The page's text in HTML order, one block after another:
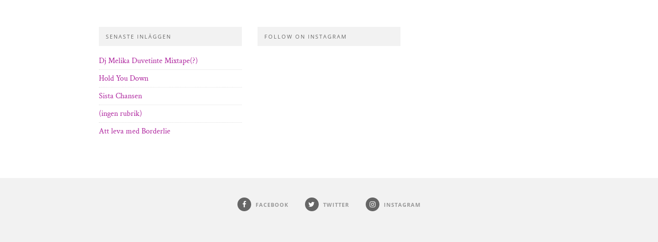
SENASTE INLÄGGEN
Dj Melika Duvetinte Mixtape(?)
Hold You Down
Sista Chansen
(ingen rubrik)
Att leva med Borderlie
FOLLOW ON INSTAGRAM
FACEBOOK TWITTER INSTAGRAM